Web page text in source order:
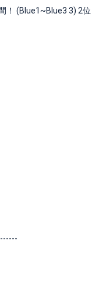
！ (Blue1~Blue3 3) 2位